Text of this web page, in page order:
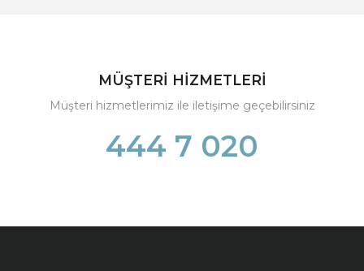
MÜŞTERİ HİZMETLERİ
Müşteri hizmetlerimiz ile iletişime geçebilirsiniz
444 7 020